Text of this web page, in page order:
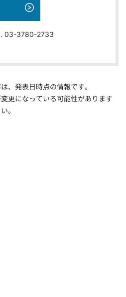
03-3780-2733
、発表日時点の情報です。
更になっている可能性があります
。